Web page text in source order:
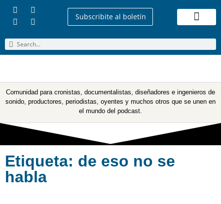
Subscribite al boletín
Comunidad para cronistas, documentalistas, diseñadores e ingenieros de
sonido, productores, periodistas, oyentes y muchos otros que se unen en
el mundo del podcast.
Etiqueta: de eso no se
habla